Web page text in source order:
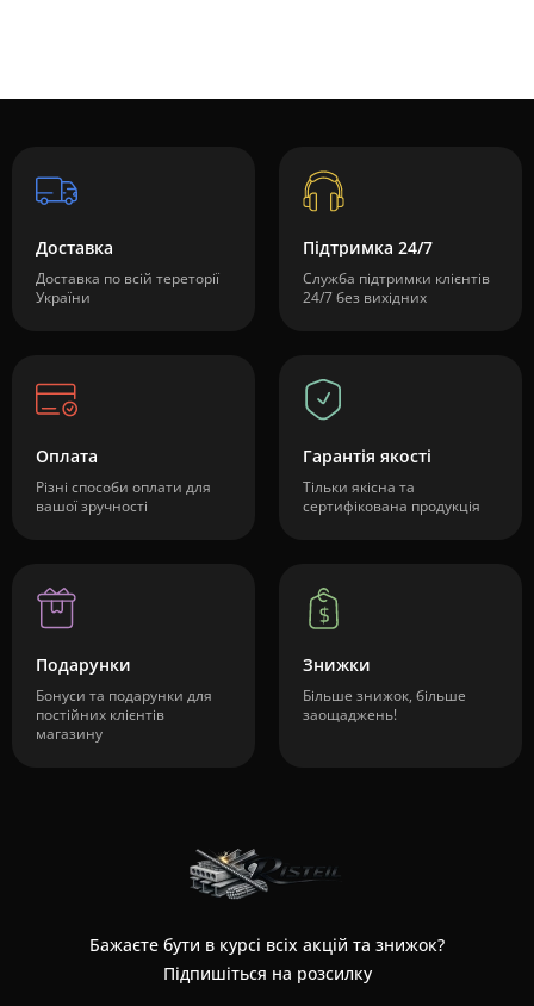
Доставка
Доставка по всій тереторії
України
Підтримка 24/7
Служба підтримки клієнтів
24/7 без вихідних
Оплата
Різні способи оплати для
вашої зручності
Гарантія якості
Тільки якісна та
сертифікована продукція
Подарунки
Бонуси та подарунки для
постійних клієнтів
магазину
Знижки
Більше знижок, більше
заощаджень!
Бажаєте бути в курсі всіх акцій та знижок?
Підпишіться на розсилку